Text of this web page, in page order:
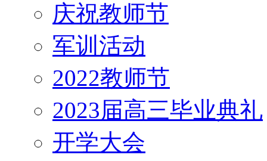
庆祝教师节
军训活动
2022教师节
2023届高三毕业典礼
开学大会